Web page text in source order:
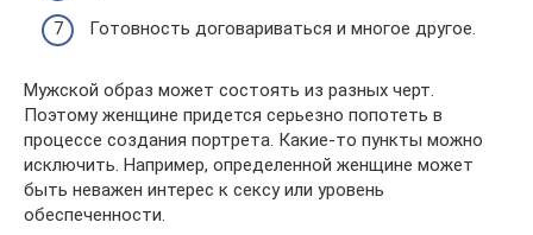
Готовность договариваться и многое другое.
Мужской образ может состоять из разных черт.
Поэтому женщине придется серьезно попотеть в
процессе создания портрета. Какие-то пункты можно
исключить. Например, определенной женщине может
быть неважен интерес к сексу или уровень
обеспеченности.